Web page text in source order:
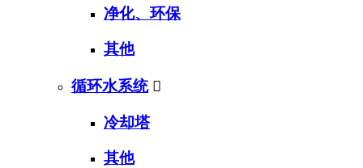
净化、环保
其他
循环水系统 
冷却塔
其他